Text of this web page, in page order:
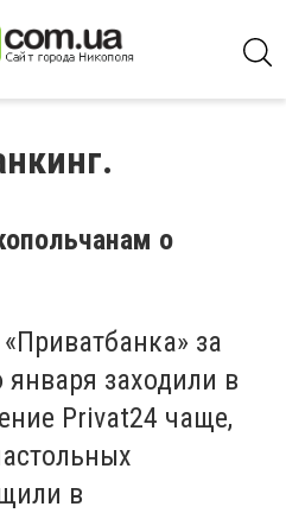
о
за
заходили в
Privat24 чаще,
в